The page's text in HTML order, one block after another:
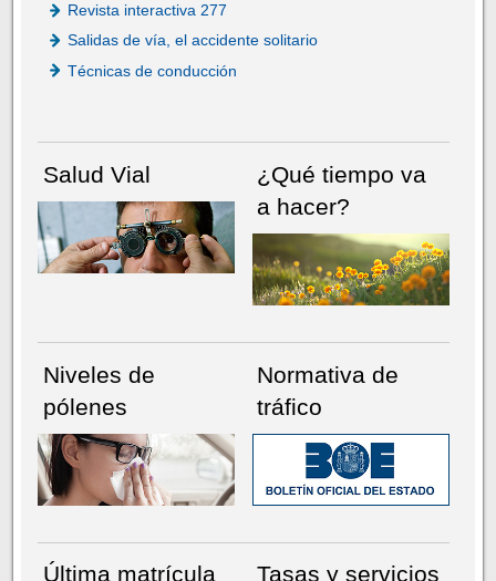
Revista interactiva 277
Salidas de vía, el accidente solitario
Técnicas de conducción
Salud Vial
¿Qué tiempo va
a hacer?
Niveles de
pólenes
Normativa de
tráfico
Última matrícula
Tasas y servicios